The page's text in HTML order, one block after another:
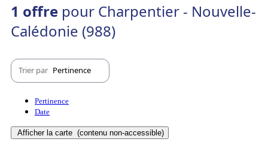
1 offre pour Charpentier - Nouvelle-
Calédonie (988)
Trier par Pertinence
Pertinence
Date
Afficher la carte (contenu non-accessible)